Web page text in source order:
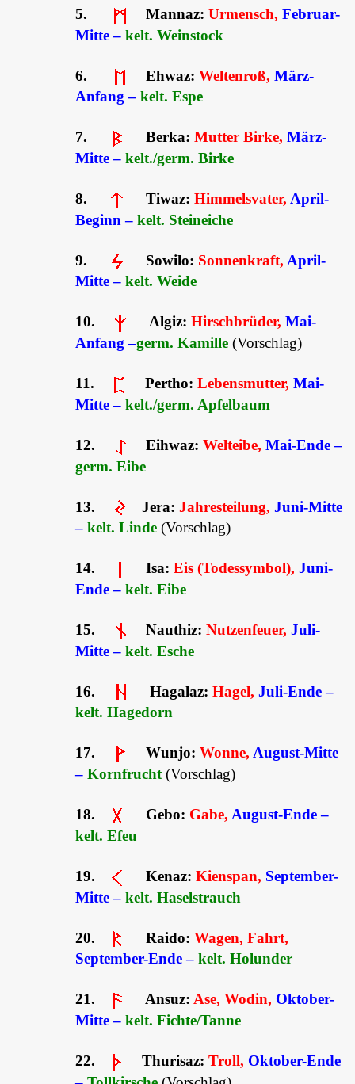
5. Mannaz: Urmensch, Februar-
Mitte – kelt. Weinstock
6. Ehwaz: Weltenroß, März-
Anfang – kelt. Espe
7. Berka: Mutter Birke, März-
Mitte – kelt./germ. Birke
8. Tiwaz: Himmelsvater, April-
Beginn – kelt. Steineiche
9. Sowilo: Sonnenkraft, April-
Mitte – kelt. Weide
10. Algiz: Hirschbrüder, Mai-
Anfang –germ. Kamille (Vorschlag)
11. Pertho: Lebensmutter, Mai-
Mitte – kelt./germ. Apfelbaum
12. Eihwaz: Welteibe, Mai-Ende –
germ. Eibe
13. Jera: Jahresteilung, Juni-Mitte
– kelt. Linde (Vorschlag)
14. Isa: Eis (Todessymbol), Juni-
Ende – kelt. Eibe
15. Nauthiz: Nutzenfeuer, Juli-
Mitte – kelt. Esche
16. Hagalaz: Hagel, Juli-Ende –
kelt. Hagedorn
17. Wunjo: Wonne, August-Mitte
– Kornfrucht (Vorschlag)
18. Gebo: Gabe, August-Ende –
kelt. Efeu
19. Kenaz: Kienspan, September-
Mitte – kelt. Haselstrauch
20. Raido: Wagen, Fahrt,
September-Ende – kelt. Holunder
21. Ansuz: Ase, Wodin, Oktober-
Mitte – kelt. Fichte/Tanne
22. Thurisaz: Troll, Oktober-Ende